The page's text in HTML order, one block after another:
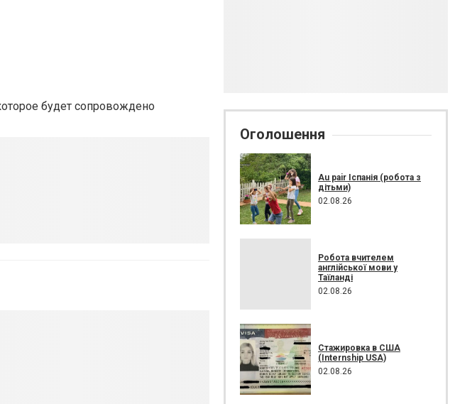
будет сопровождено
Оголошення
Au pair Іспанія (робота з
дітьми)
02.08.26
Робота вчителем
англійської мови у
Таїланді
02.08.26
Стажировка в США
(Internship USA)
02.08.26